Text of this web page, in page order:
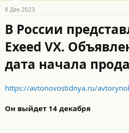
8 Дек 2023
В России
Exeed VX.
дата начала
https://avtonovostidnya.ru/
Он выйдет 14 декабря